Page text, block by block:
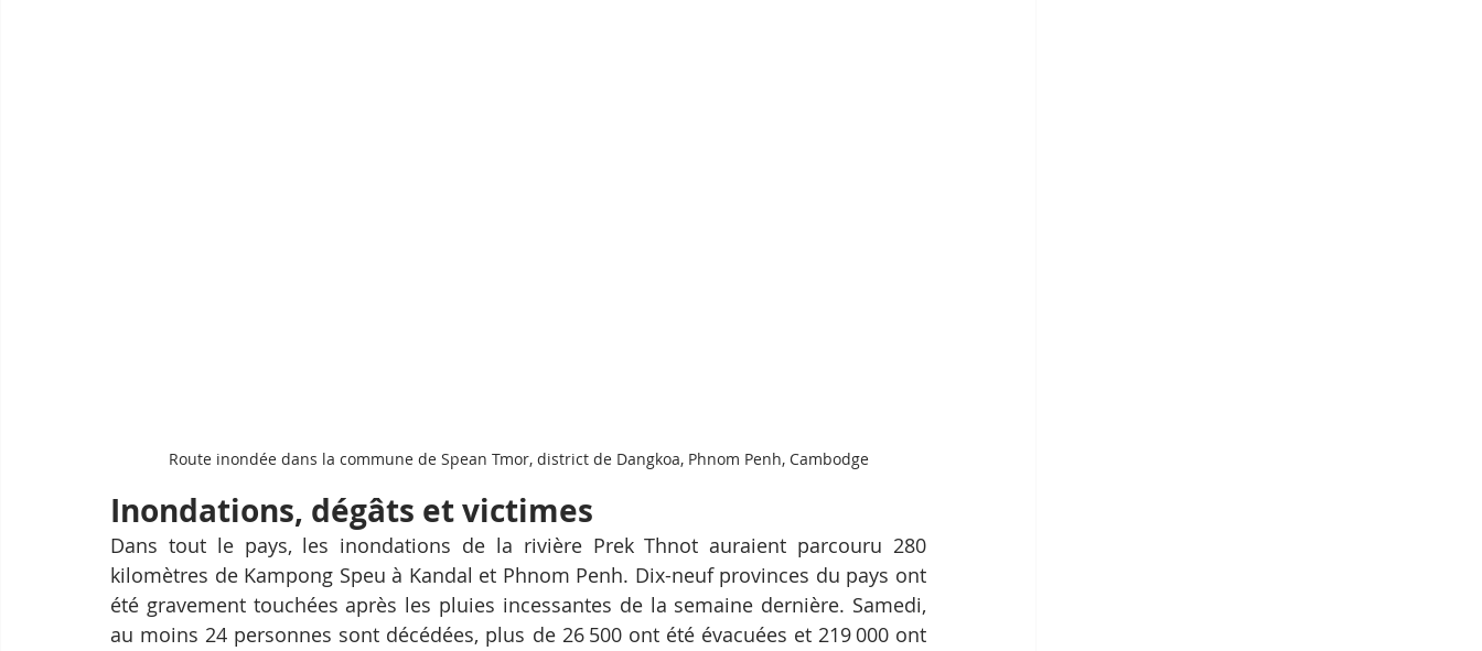
Route inondée dans la commune de Spean Tmor, district de Dangkoa, Phnom Penh, Cambodge
Inondations, dégâts et victimes
Dans tout le pays, les inondations de la rivière Prek Thnot auraient parcouru 280
kilomètres de Kampong Speu à Kandal et Phnom Penh. Dix-neuf provinces du pays ont
été gravement touchées après les pluies incessantes de la semaine dernière. Samedi,
au moins 24 personnes sont décédées, plus de 26 500 ont été évacuées et 219 000 ont